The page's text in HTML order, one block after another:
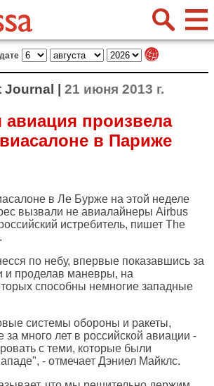
Journal | 21 июня 2013 г.
авиация произвела
в Париже
в Ле Бурже на этой неделе
вызвали не авиалайнеры Airbus
истребитель, пишет The
.
по небу, впервые показавшись за
и проделав маневры, на
способны немногие западные
системы обороны и ракеты,
много лет в российской авиации -
с теми, которые были
- отмечает Дэниел Майклс.